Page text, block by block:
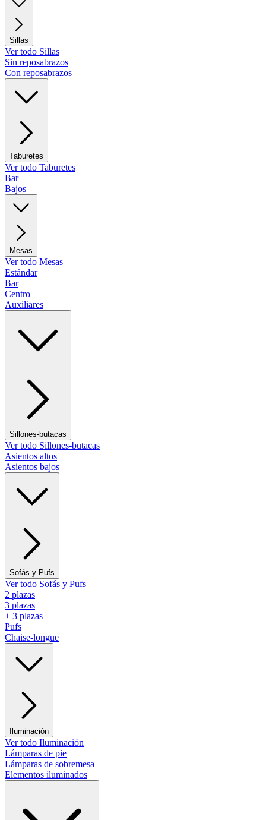
Sillas
Ver todo Sillas
Sin reposabrazos
Con reposabrazos
Taburetes
Ver todo Taburetes
Bar
Bajos
Mesas
Ver todo Mesas
Estándar
Bar
Centro
Auxiliares
Sillones-butacas
Ver todo Sillones-butacas
Asientos altos
Asientos bajos
Sofás y Pufs
Ver todo Sofás y Pufs
2 plazas
3 plazas
+ 3 plazas
Pufs
Chaise-longue
Iluminación
Ver todo Iluminación
Lámparas de pie
Lámparas de sobremesa
Elementos iluminados